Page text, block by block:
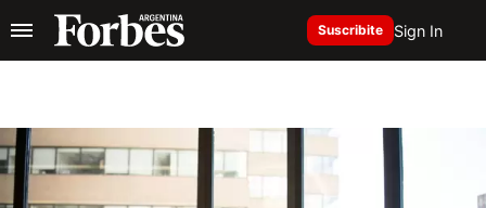
Suscribite Sign In